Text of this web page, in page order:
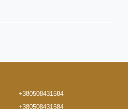
+380508431584
+380508431584